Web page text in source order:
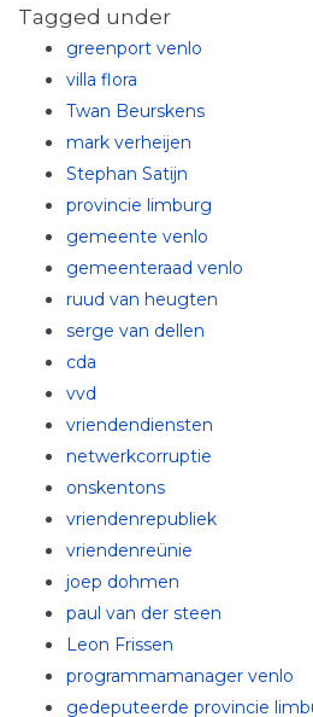
Tagged under
greenport venlo
villa flora
Twan Beurskens
mark verheijen
Stephan Satijn
provincie limburg
gemeente venlo
gemeenteraad venlo
ruud van heugten
serge van dellen
cda
vvd
vriendendiensten
netwerkcorruptie
onskentons
vriendenrepubliek
vriendenreünie
joep dohmen
paul van der steen
Leon Frissen
programmamanager venlo
gedeputeerde provincie